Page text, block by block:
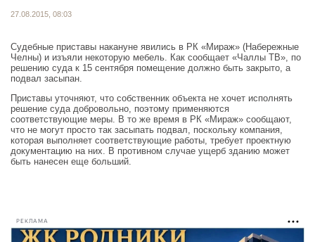
27.08.2015, 08:03
Судебные приставы накануне явились в РК «Мираж» (Набережные
Челны) и изъяли некоторую мебель. Как сообщает «Чаллы ТВ», по
решению суда к 15 сентября помещение должно быть закрыто, а
подвал засыпан.
Приставы уточняют, что собственник объекта не хочет исполнять
решение суда добровольно, поэтому применяются
соответствующие меры. В то же время в РК «Мираж» сообщают,
что не могут просто так засыпать подвал, поскольку компания,
которая выполняет соответствующие работы, требует проектную
документацию на них. В противном случае ущерб зданию может
быть нанесен еще больший.
РЕКЛАМА